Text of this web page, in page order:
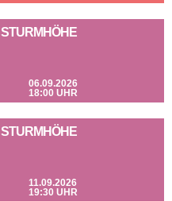
STURMHÖHE
06.09.2026
18:00 UHR
STURMHÖHE
11.09.2026
19:30 UHR